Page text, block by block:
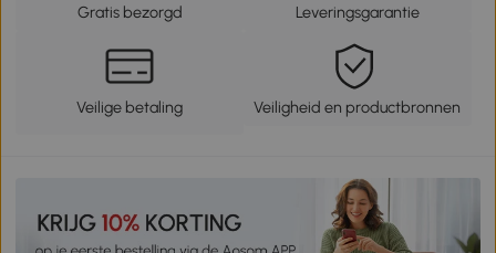
Gratis bezorgd Leveringsgarantie
Veilige betaling Veiligheid en productbronnen